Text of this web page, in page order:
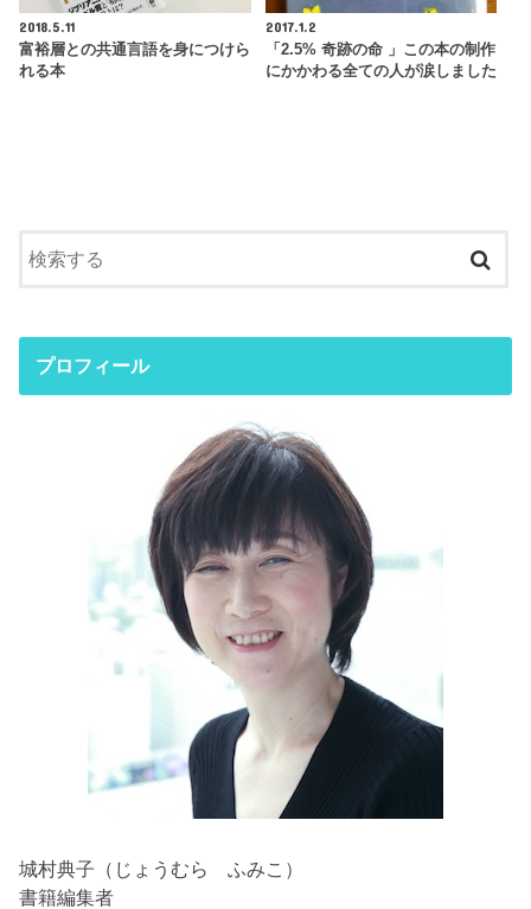
2018.5.11
富裕層との共通言語を身につけら
れる本
2017.1.2
「2.5% 奇跡の命 」この本の制作
にかかわる全ての人が涙しました
プロフィール
城村典子（じょうむら ふみこ）
書籍編集者